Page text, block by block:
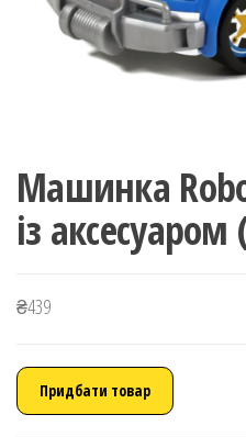
Машинка
із
₴439
Придбати товар